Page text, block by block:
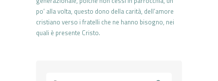
po’ alla volta, questo dono della carità, dell’amore
cristiano verso i fratelli che ne hanno bisogno, nei
quali è presente Cristo.